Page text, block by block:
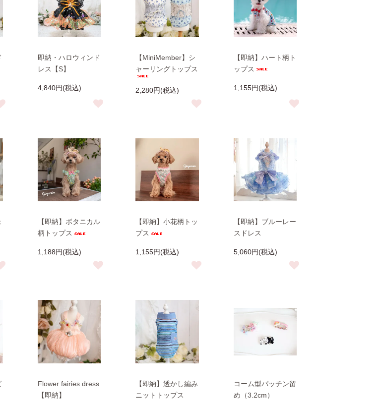
即納・ハロウィンド
レス【S】
4,840円(税込)
【MiniMember】シ
ャーリングトップス
2,280円(税込)
【即納】ハート柄ト
ップス
1,155円(税込)
【即納】ボタニカル
柄トップス
1,188円(税込)
【即納】小花柄トッ
プス
1,155円(税込)
【即納】ブルーレー
スドレス
5,060円(税込)
Flower fairies dress
【即納】
【即納】透かし編み
ニットトップス
コーム型パッチン留
め（3.2cm）